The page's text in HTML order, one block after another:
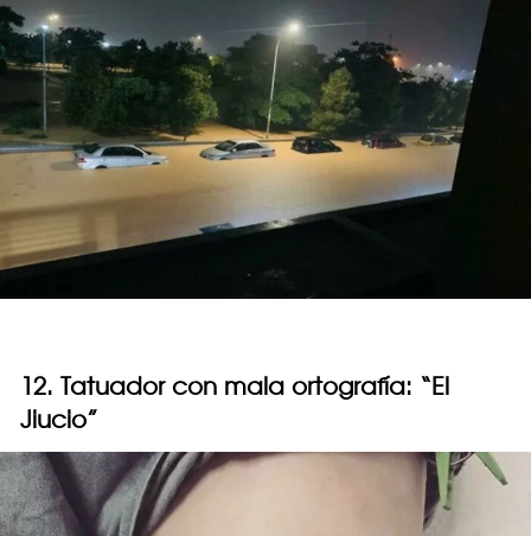
12. Tatuador con mala ortografía: “El
Jiucio”